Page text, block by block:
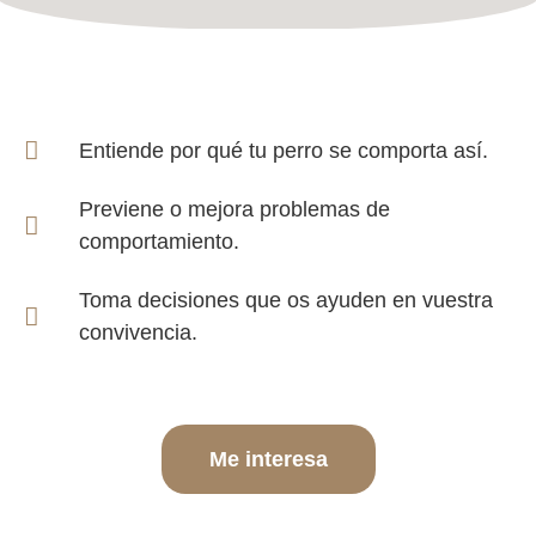
Entiende por qué tu perro se comporta así.
Previene o mejora problemas de
comportamiento.
Toma decisiones que os ayuden en vuestra
convivencia.
Me interesa